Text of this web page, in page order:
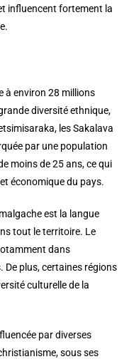
influencent fortement la
à environ 28 millions
diversité ethnique,
les Sakalava
par une population
moins de 25 ans, ce qui
économique du pays.
est la langue
tout le territoire. Le
dans
De plus, certaines régions
culturelle de la
par diverses
sous ses